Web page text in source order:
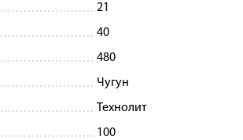
21
40
480
Чугун
Технолит
100